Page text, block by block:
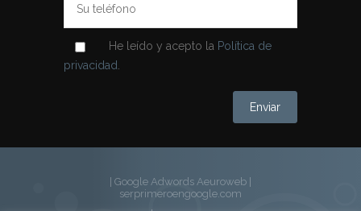
He leído y acepto la Política de
privacidad.
| Google Adwords Aeuroweb
serprimeroengoogle.com